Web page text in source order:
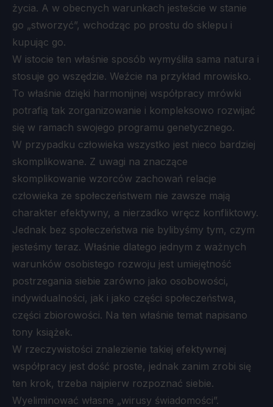
życia. A w obecnych warunkach jesteście w stanie
go „stworzyć”, wchodząc po prostu do sklepu i
kupując go.
W istocie ten właśnie sposób wymyśliła sama natura i
stosuje go wszędzie. Weźcie na przykład mrowisko.
To właśnie dzięki harmonijnej współpracy mrówki
potrafią tak zorganizowanie i kompleksowo rozwijać
się w ramach swojego programu genetycznego.
W przypadku człowieka wszystko jest nieco bardziej
skomplikowane. Z uwagi na znaczące
skomplikowanie wzorców zachowań relacje
człowieka ze społeczeństwem nie zawsze mają
charakter efektywny, a nierzadko wręcz konfliktowy.
Jednak bez społeczeństwa nie bylibyśmy tym, czym
jesteśmy teraz. Właśnie dlatego jednym z ważnych
warunków osobistego rozwoju jest umiejętność
postrzegania siebie zarówno jako osobowości,
indywidualności, jak i jako części społeczeństwa,
części zbiorowości. Na ten właśnie temat napisano
tony książek.
W rzeczywistości znalezienie takiej efektywnej
współpracy jest dość proste, jednak zanim zrobi się
ten krok, trzeba najpierw rozpoznać siebie.
Wyeliminować własne „wirusy świadomości”.